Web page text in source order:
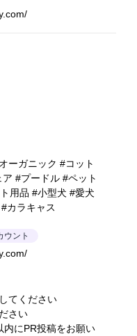
ーガニック #コット
#プードル #ペット
用品 #小型犬 #愛犬
カラキャス
ウント
てください
さい
にPR投稿をお願い